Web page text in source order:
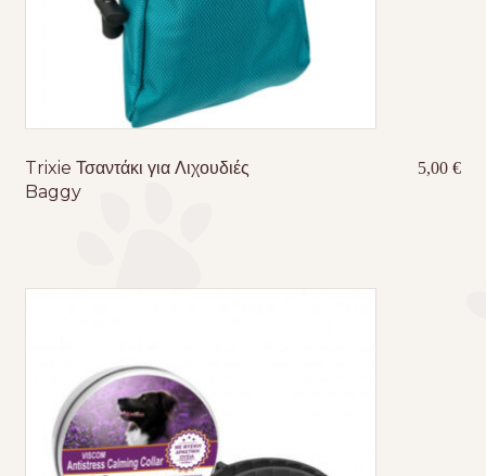
Trixie Τσαντάκι για Λιχουδιές
Baggy
5,00€